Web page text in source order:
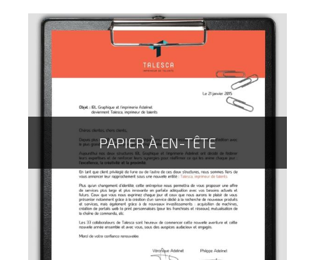
Enveloppes sans fenêtre sur papier classique, Kraft,
recyclé ou prestige, mécanisable ou non mécanisable.
L'enveloppe reste un très bon vecteur de
communication, notamment quand celle ci est imprimée
en pleine surface pour un message directe !
PAPIER À EN-TÊTE